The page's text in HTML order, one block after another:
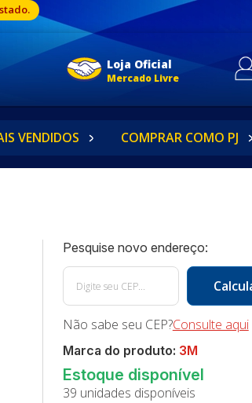
Loja Oficial
Mercado Livre
VENDIDOS COMPRAR COMO PJ
Não sabe seu CEP?Consulte aqui
39 unidades disponíveis
Marca do produto: 3M